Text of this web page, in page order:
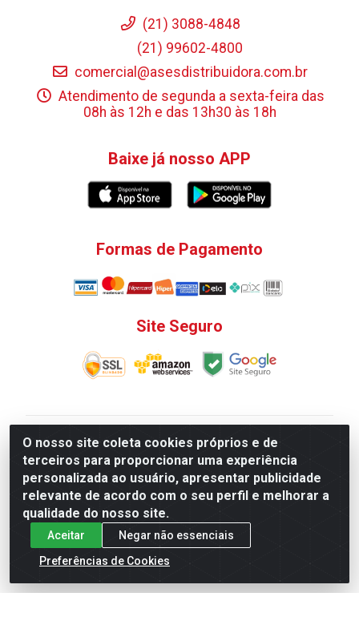
O nosso site coleta cookies próprios e de
terceiros para proporcionar uma experiência
personalizada ao usuário, apresentar publicidade
relevante de acordo com o seu perfil e melhorar a
qualidade do nosso site.
Aceitar
Negar não essenciais
Preferências de Cookies
(21) 3088-4848
(21) 99602-4800
comercial@asesdistribuidora.com.br
Atendimento de segunda a sexta-feira das
08h às 12h e das 13h30 às 18h
Baixe já nosso APP
Formas de Pagamento
Site Seguro
V. C. Ferragens LTDA - Rua do Matoso, 132 - Praça da
Bandeira, Rio de Janeiro/ RJ - CEP 20.270-135 - CNPJ
12.324.723/0001-25
Todas as regras de promoções, descontos, preços e
prazos de pagamento e entrega expostos aqui são
válidos apenas para compras via internet. Preços e
estoque sujeito a alterações sem aviso prévio.